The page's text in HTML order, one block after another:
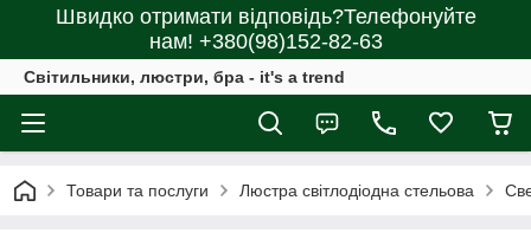
Швидко отримати відповідь?Телефонуйте
нам! +380(98)152-82-63
Світильники, люстри, бра - it's a trend
Товари та послуги Люстра світлодіодна стельова